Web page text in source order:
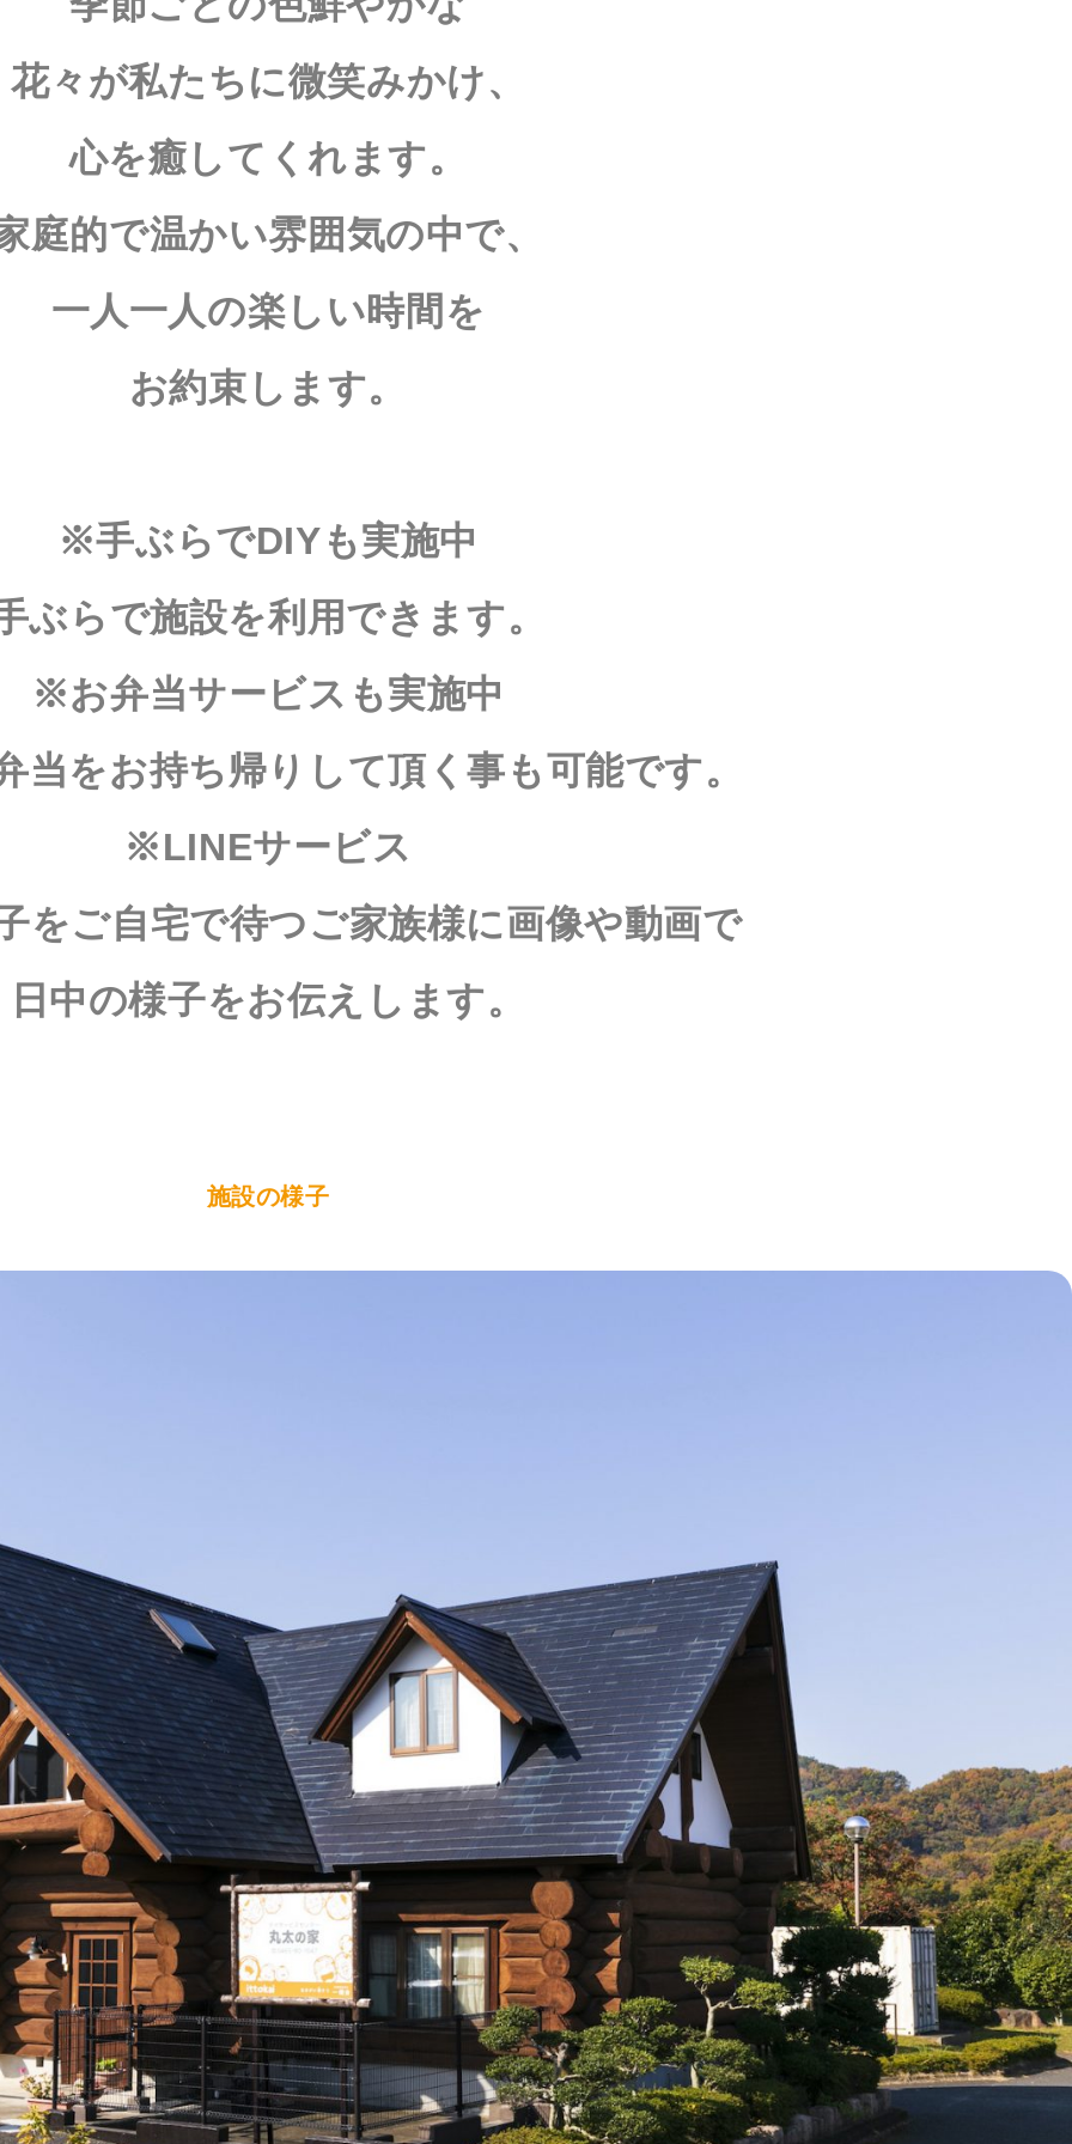
花々が私たちに微笑みかけ、
心を癒してくれます。
庭的で温かい雰囲気の中で、
一人一人の楽しい時間を
お約束します。
※手ぶらでDIYも実施中
ぶらで施設を利用できます。
※お弁当サービスも実施中
当をお持ち帰りして頂く事も可能です。
※LINEサービス
をご自宅で待つご家族様に画像や動画で
日中の様子をお伝えします。
施設の様子